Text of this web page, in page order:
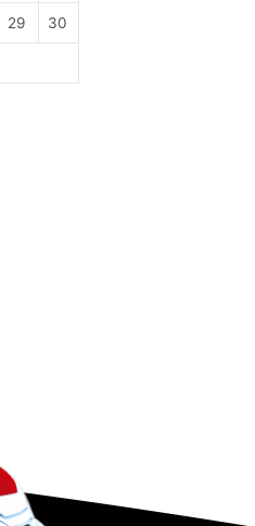
29 30